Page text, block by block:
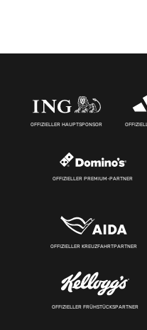
OFFIZIELLER HAUPTSPONSOR
OFFIZIELLER PREMIUM-PARTNER
OFFIZIELLER KREUZFAHRTPARTNER
OFFIZIELLER FRÜHSTÜCKSPARTNER